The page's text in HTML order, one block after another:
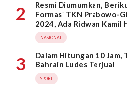
2
Resmi Diumumkan,
Formasi TKN Prabowo-
2024, Ada Ridwan Kamil
Wahid
NASIONAL
3
Dalam Hitungan 10 Jam,
Bahrain Ludes Terjual
SPORT